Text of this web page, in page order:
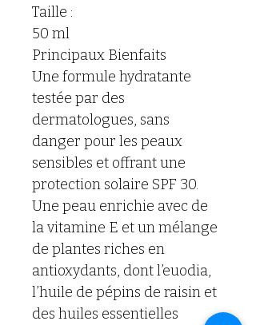
Taille :
50 ml
Principaux Bienfaits
Une formule hydratante
testée par des
dermatologues, sans
danger pour les peaux
sensibles et offrant une
protection solaire SPF 30.
Une peau enrichie avec de
la vitamine E et un mélange
de plantes riches en
antioxydants, dont l’euodia,
l’huile de pépins de raisin et
des huiles essentielles